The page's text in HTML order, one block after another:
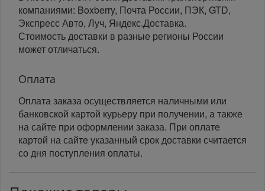
компаниями: Boxberry, Почта России, ПЭК, GTD,
Экспресс Авто, Луч, Яндекс.Доставка.
Стоимость доставки в разные регионы России
может отличаться.
Оплата
Оплата заказа осуществляется наличными или
банковской картой курьеру при получении, а также
на сайте при оформлении заказа. При оплате
картой на сайте указанный срок доставки считается
со дня поступления оплаты.